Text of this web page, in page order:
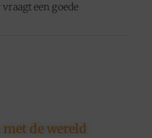
een goede
de wereld